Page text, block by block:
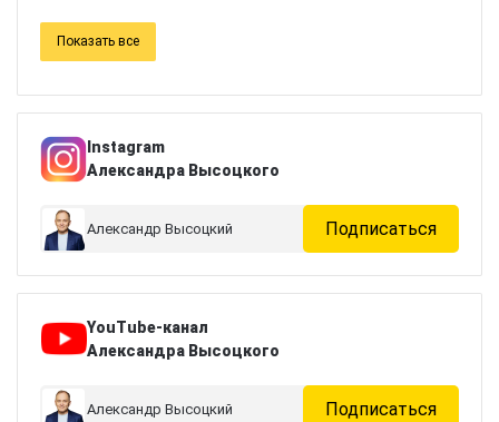
Показать все
Instagram
Александра Высоцкого
Александр Высоцкий Подписаться
YouTube-канал
Александра Высоцкого
Александр Высоцкий Подписаться